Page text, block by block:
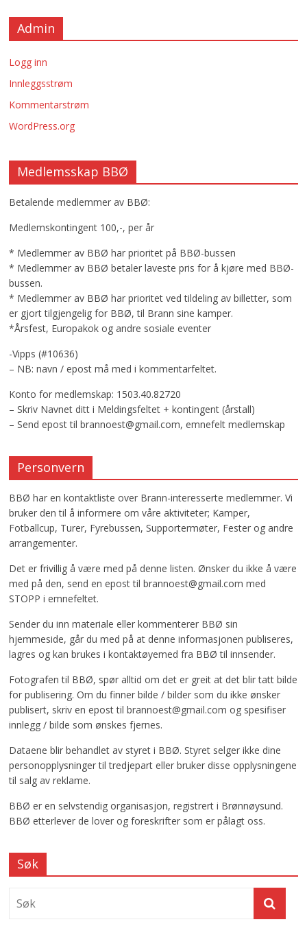
Admin
Logg inn
Innleggsstrøm
Kommentarstrøm
WordPress.org
Medlemsskap BBØ
Betalende medlemmer av BBØ:
Medlemskontingent 100,-, per år
* Medlemmer av BBØ har prioritet på BBØ-bussen
* Medlemmer av BBØ betaler laveste pris for å kjøre med BBØ-
bussen.
* Medlemmer av BBØ har prioritet ved tildeling av billetter, som
er gjort tilgjengelig for BBØ, til Brann sine kamper.
*Årsfest, Europakok og andre sosiale eventer
-Vipps (#10636)
– NB: navn / epost må med i kommentarfeltet.
Konto for medlemskap: 1503.40.82720
– Skriv Navnet ditt i Meldingsfeltet + kontingent (årstall)
– Send epost til brannoest@gmail.com, emnefelt medlemskap
Personvern
BBØ har en kontaktliste over Brann-interesserte medlemmer. Vi
bruker den til å informere om våre aktiviteter; Kamper,
Fotballcup, Turer, Fyrebussen, Supportermøter, Fester og andre
arrangementer.
Det er frivillig å være med på denne listen. Ønsker du ikke å være
med på den, send en epost til brannoest@gmail.com med
STOPP i emnefeltet.
Sender du inn materiale eller kommenterer BBØ sin
hjemmeside, går du med på at denne informasjonen publiseres,
lagres og kan brukes i kontaktøyemed fra BBØ til innsender.
Fotografen til BBØ, spør alltid om det er greit at det blir tatt bilde
for publisering. Om du finner bilde / bilder som du ikke ønsker
publisert, skriv en epost til brannoest@gmail.com og spesifiser
innlegg / bilde som ønskes fjernes.
Dataene blir behandlet av styret i BBØ. Styret selger ikke dine
personopplysninger til tredjepart eller bruker disse opplysningene
til salg av reklame.
BBØ er en selvstendig organisasjon, registrert i Brønnøysund.
BBØ etterlever de lover og foreskrifter som er pålagt oss.
Søk